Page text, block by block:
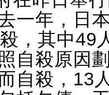
一年，日
，其中49
自殺原因
自殺，13